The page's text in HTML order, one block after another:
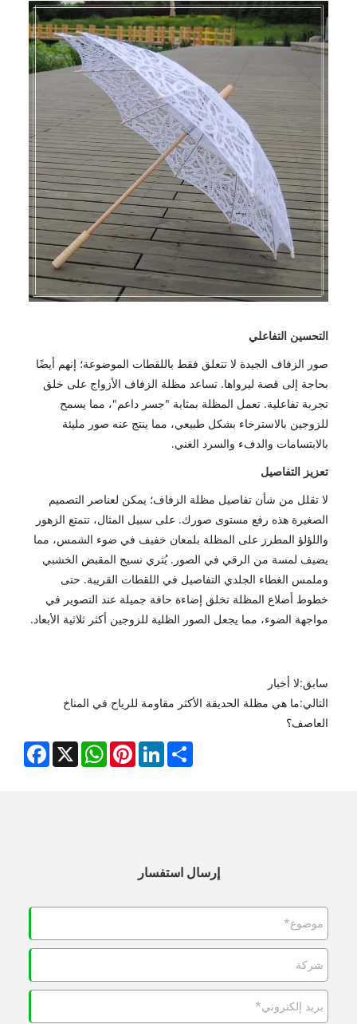
التحسين التفاعلي
صور الزفاف الجيدة لا تتعلق فقط باللقطات الموضوعة؛ إنهم أيضًا
بحاجة إلى قصة ليرواها. تساعد مظلة الزفاف الأزواج على خلق
تجربة تفاعلية. تعمل المظلة بمثابة "جسر داعم"، مما يسمح
للزوجين بالاسترخاء بشكل طبيعي، مما ينتج عنه صور مليئة
بالابتسامات والدفء والسرد الغني.
تعزيز التفاصيل
لا تقلل من شأن تفاصيل مظلة الزفاف؛ يمكن لعناصر التصميم
الصغيرة هذه رفع مستوى صورك. على سبيل المثال، تتمتع الزهور
واللؤلؤ المطرز على المظلة بلمعان خفيف في ضوء الشمس، مما
يضيف لمسة من الرقي في الصور. يُثري نسيج المقبض الخشبي
وملمس الغطاء الجلدي التفاصيل في اللقطات القريبة. حتى
خطوط أضلاع المظلة تخلق إضاءة حافة جميلة عند التصوير في
مواجهة الضوء، مما يجعل الصور الظلية للزوجين أكثر ثلاثية الأبعاد.
سابق:لا أخبار
التالي:ما هي مظلة الحديقة الأكثر مقاومة للرياح في المناخ
العاصف؟
Facebook
X
WhatsAppPinterestLinkedInShare
إرسال استفسار